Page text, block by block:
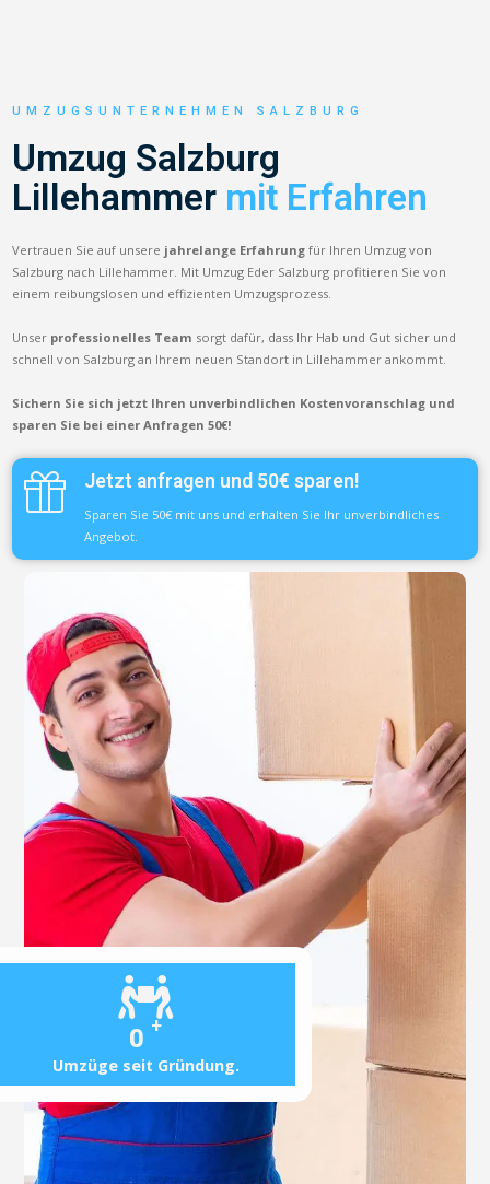
0 +
Umzüge seit Gründung.
UMZUGSUNTERNEHMEN SALZBURG
Umzug Salzburg
Lillehammer mit Erfahren
Vertrauen Sie auf unsere jahrelange Erfahrung für Ihren Umzug von
Salzburg nach Lillehammer. Mit Umzug Eder Salzburg profitieren Sie von
einem reibungslosen und effizienten Umzugsprozess.
Unser professionelles Team sorgt dafür, dass Ihr Hab und Gut sicher und
schnell von Salzburg an Ihrem neuen Standort in Lillehammer ankommt.
Sichern Sie sich jetzt Ihren unverbindlichen Kostenvoranschlag und
sparen Sie bei einer Anfragen 50€!
Jetzt anfragen und 50€ sparen!
Sparen Sie 50€ mit uns und erhalten Sie Ihr unverbindliches
Angebot.